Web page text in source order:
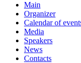
Main
Organizer
Calendar of
Media
Speakers
News
Contacts